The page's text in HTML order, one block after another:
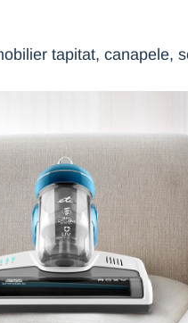
tapitat, canapele,